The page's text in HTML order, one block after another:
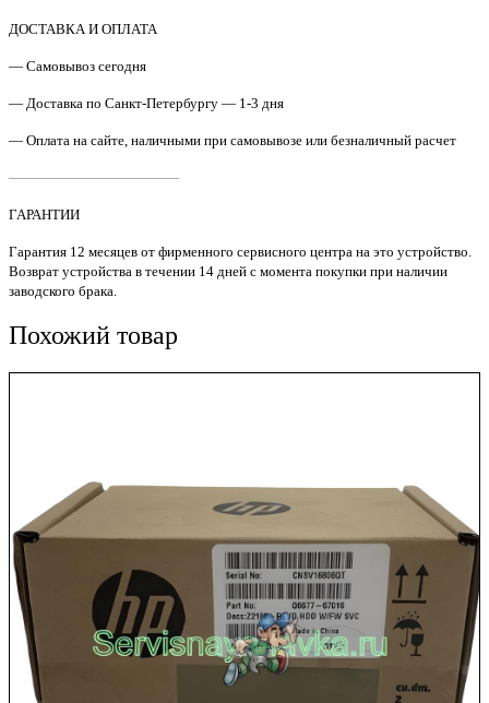
жесткий
Encrypted
Kit
LJ
M630
ДОСТАВКА И ОПЛАТА
— Самовывоз сегодня
— Доставка по Санкт-Петербургу — 1-3 дня
— Оплата на сайте, наличными при самовывозе или безналичный расчет
————————————
ГАРАНТИИ
Гарантия 12 месяцев от фирменного сервисного центра на это устройство.
Возврат устройства в течении 14 дней с момента покупки при наличии
заводского брака.
Похожий товар